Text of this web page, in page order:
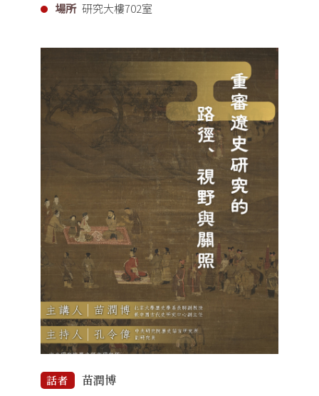
場所 研究大樓702室
話者 苗潤博